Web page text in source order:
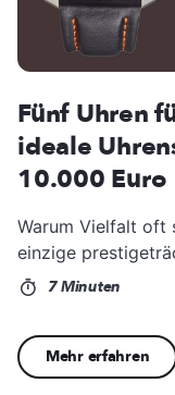
Fünf Uhren
ideale
10.000 Euro
Warum Vielfalt oft
einzige
7 Minuten
Mehr erfahren